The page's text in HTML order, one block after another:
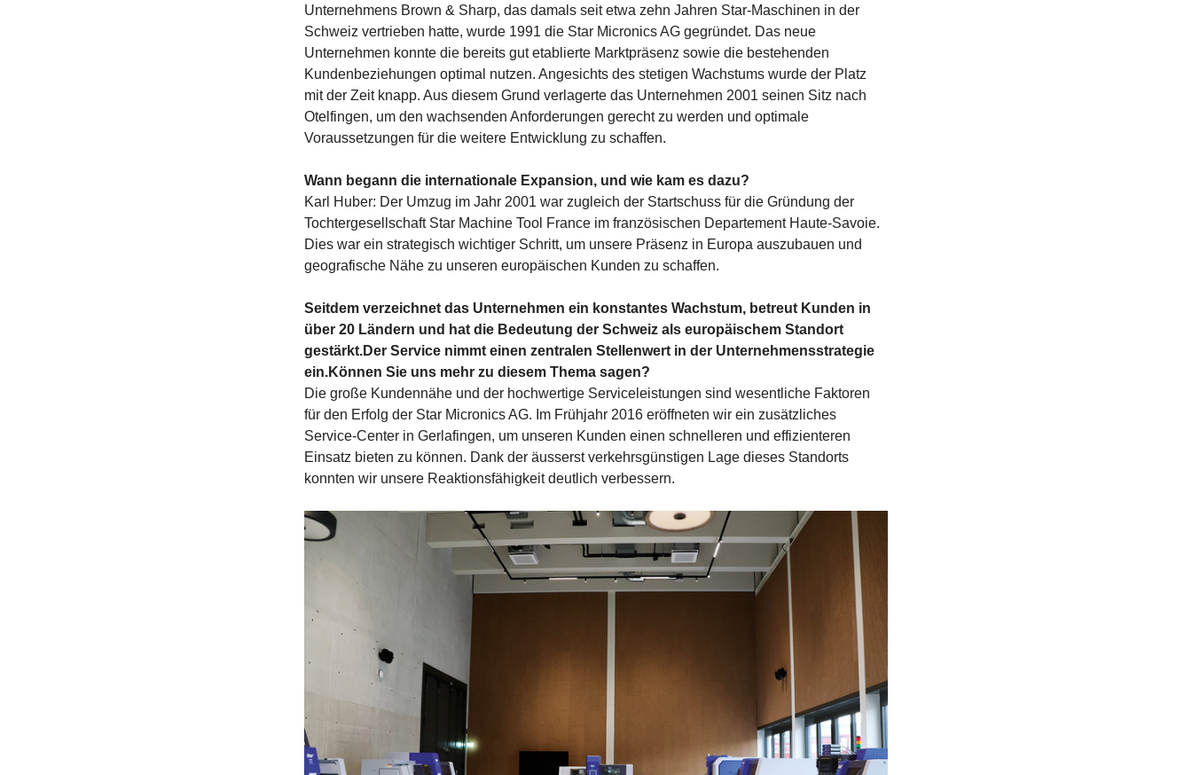
Unternehmens Brown & Sharp, das damals seit etwa zehn Jahren Star-Maschinen in der
Schweiz vertrieben hatte, wurde 1991 die Star Micronics AG gegründet. Das neue
Unternehmen konnte die bereits gut etablierte Marktpräsenz sowie die bestehenden
Kundenbeziehungen optimal nutzen. Angesichts des stetigen Wachstums wurde der Platz
mit der Zeit knapp. Aus diesem Grund verlagerte das Unternehmen 2001 seinen Sitz nach
Otelfingen, um den wachsenden Anforderungen gerecht zu werden und optimale
Voraussetzungen für die weitere Entwicklung zu schaffen.
Wann begann die internationale Expansion, und wie kam es dazu?
Karl Huber: Der Umzug im Jahr 2001 war zugleich der Startschuss für die Gründung der
Tochtergesellschaft Star Machine Tool France im französischen Departement Haute-Savoie.
Dies war ein strategisch wichtiger Schritt, um unsere Präsenz in Europa auszubauen und
geografische Nähe zu unseren europäischen Kunden zu schaffen.
Seitdem verzeichnet das Unternehmen ein konstantes Wachstum, betreut Kunden in
über 20 Ländern und hat die Bedeutung der Schweiz als europäischem Standort
gestärkt.Der Service nimmt einen zentralen Stellenwert in der Unternehmensstrategie
ein.Können Sie uns mehr zu diesem Thema sagen?
Die große Kundennähe und der hochwertige Serviceleistungen sind wesentliche Faktoren
für den Erfolg der Star Micronics AG. Im Frühjahr 2016 eröffneten wir ein zusätzliches
Service-Center in Gerlafingen, um unseren Kunden einen schnelleren und effizienteren
Einsatz bieten zu können. Dank der äusserst verkehrsgünstigen Lage dieses Standorts
konnten wir unsere Reaktionsfähigkeit deutlich verbessern.